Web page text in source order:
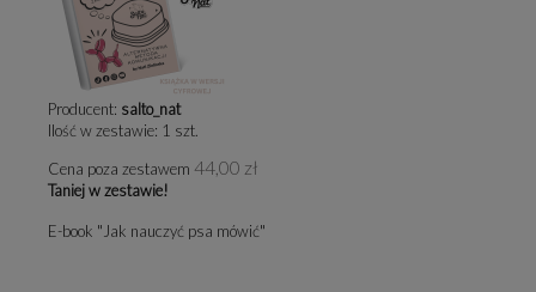
Producent: salto_nat
Ilość w zestawie: 1 szt.
Cena poza zestawem 44,00 zł
Taniej w zestawie!
E-book "Jak nauczyć psa mówić"